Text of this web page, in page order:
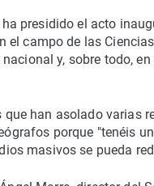
ha presidido el acto
campo de las
y, sobre todo,
han asolado varias
porque "tenéis
masivos se pueda